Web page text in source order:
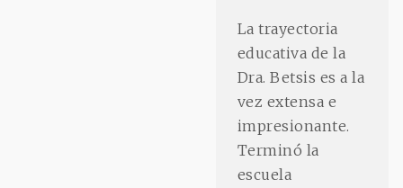
La trayectoria
educativa de la
Dra. Betsis es a la
vez extensa e
impresionante.
Terminó la
escuela